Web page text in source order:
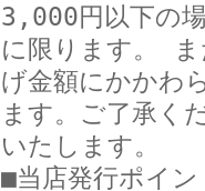
3,000円以下の
に限ります。 ま
げ金額にかかわ
ます。ご了承く
いたします。
■当店発行ポイ